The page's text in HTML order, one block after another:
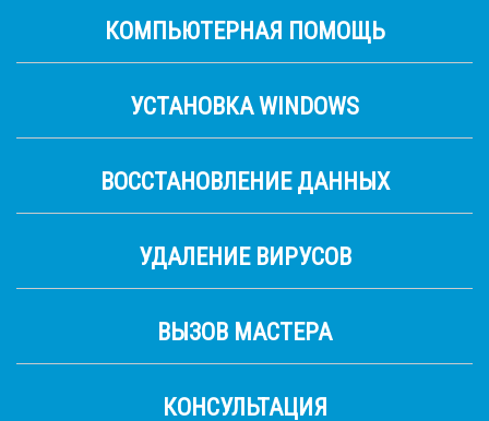
КОМПЬЮТЕРНАЯ ПОМОЩЬ
УСТАНОВКА WINDOWS
ВОССТАНОВЛЕНИЕ ДАННЫХ
УДАЛЕНИЕ ВИРУСОВ
ВЫЗОВ МАСТЕРА
КОНСУЛЬТАЦИЯ